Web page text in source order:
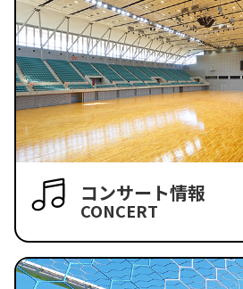
コンサート情報
CONCERT